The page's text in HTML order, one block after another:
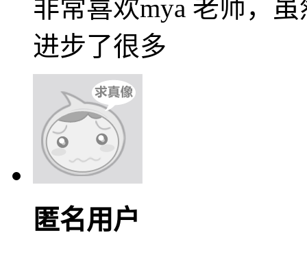
非常喜欢mya 老师，
进步了很多
匿名用户